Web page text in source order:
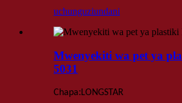
uchunguziundani
Mwenyekiti wa pet ya
5031
Chapa:LONGSTAR